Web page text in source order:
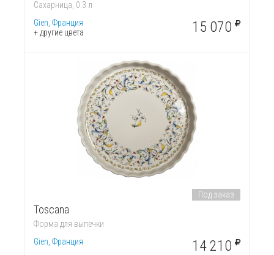
Сахарница, 0.3 л
Gien, Франция
+ другие цвета
15 070
Toscana
Форма для выпечки
Gien, Франция
Под заказ
14 210